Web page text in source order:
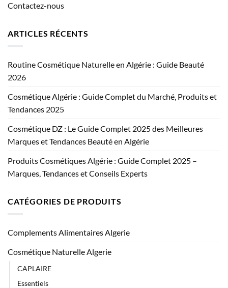
Contactez-nous
ARTICLES RÉCENTS
Routine Cosmétique Naturelle en Algérie : Guide Beauté
2026
Cosmétique Algérie : Guide Complet du Marché, Produits et
Tendances 2025
Cosmétique DZ : Le Guide Complet 2025 des Meilleures
Marques et Tendances Beauté en Algérie
Produits Cosmétiques Algérie : Guide Complet 2025 –
Marques, Tendances et Conseils Experts
CATÉGORIES DE PRODUITS
Complements Alimentaires Algerie
Cosmétique Naturelle Algerie
CAPLAIRE
Essentiels